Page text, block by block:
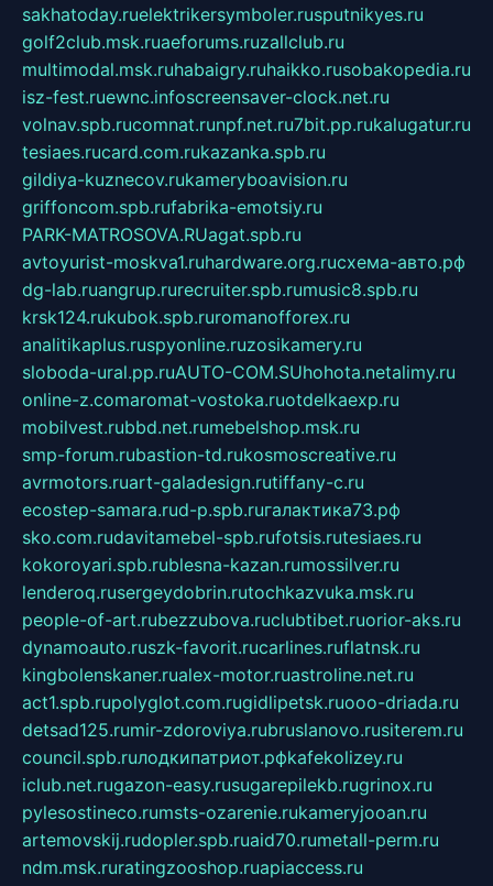
sakhatoday.ruelektrikersymboler.rusputnikyes.ru
golf2club.msk.ruaeforums.ruzallclub.ru
multimodal.msk.ruhabaigry.ruhaikko.rusobakopedia.ru
isz-fest.ruewnc.infoscreensaver-clock.net.ru
volnav.spb.rucomnat.runpf.net.ru7bit.pp.rukalugatur.ru
tesiaes.rucard.com.rukazanka.spb.ru
gildiya-kuznecov.rukameryboavision.ru
griffoncom.spb.rufabrika-emotsiy.ru
PARK-MATROSOVA.RUagat.spb.ru
avtoyurist-moskva1.ruhardware.org.ruсхема-авто.рф
dg-lab.ruangrup.rurecruiter.spb.rumusic8.spb.ru
krsk124.rukubok.spb.ruromanofforex.ru
analitikaplus.ruspyonline.ruzosikamery.ru
sloboda-ural.pp.ruAUTO-COM.SUhohota.netalimy.ru
online-z.comaromat-vostoka.ruotdelkaexp.ru
mobilvest.rubbd.net.rumebelshop.msk.ru
smp-forum.rubastion-td.rukosmoscreative.ru
avrmotors.ruart-galadesign.rutiffany-c.ru
ecostep-samara.rud-p.spb.ruгалактика73.рф
sko.com.rudavitamebel-spb.rufotsis.rutesiaes.ru
kokoroyari.spb.rublesna-kazan.rumossilver.ru
lenderoq.rusergeydobrin.rutochkazvuka.msk.ru
people-of-art.rubezzubova.ruclubtibet.ruorior-aks.ru
dynamoauto.ruszk-favorit.rucarlines.ruflatnsk.ru
kingbolenskaner.rualex-motor.ruastroline.net.ru
act1.spb.rupolyglot.com.rugidlipetsk.ruooo-driada.ru
detsad125.rumir-zdoroviya.rubruslanovo.rusiterem.ru
council.spb.ruлодкипатриот.рфkafekolizey.ru
iclub.net.rugazon-easy.rusugarepilekb.rugrinox.ru
pylesostineco.rumsts-ozarenie.rukameryjooan.ru
artemovskij.rudopler.spb.ruaid70.rumetall-perm.ru
ndm.msk.ruratingzooshop.ruapiaccess.ru